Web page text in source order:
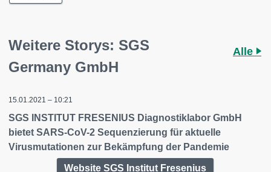
Weitere Storys: SGS
Germany GmbH
Alle
15.01.2021 – 10:21
SGS INSTITUT FRESENIUS Diagnostiklabor GmbH
bietet SARS-CoV-2 Sequenzierung für aktuelle
Virusmutationen zur Bekämpfung der Pandemie
Website SGS Institut Fresenius